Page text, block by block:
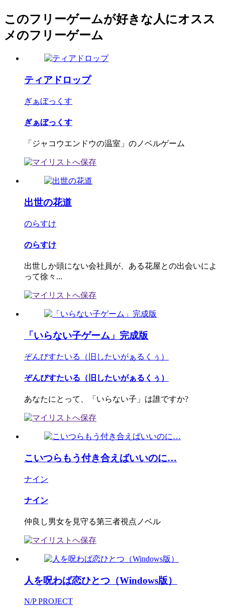
このフリーゲームが好きな人にオスス
メのフリーゲーム
ティアドロップ
ぎぁぼっくす
ぎぁぼっくす
「ジャコウエンドウの温室」のノベルゲーム
出世の花道
のらすけ
のらすけ
出世しか頭にない会社員が、ある花屋との出会いによ
って徐々...
「いらない子ゲーム」完成版
ぞんびすたいる（旧したいがぁるくぅ）
ぞんびすたいる（旧したいがぁるくぅ）
あなたにとって、「いらない子」は誰ですか?
こいつらもう付き合えばいいのに…
ナイン
ナイン
仲良し男女を見守る第三者視点ノベル
人を呪わば恋ひとつ（Windows版）
N/P PROJECT